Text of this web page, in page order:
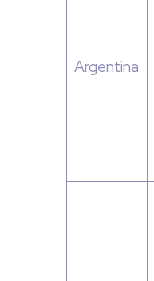
Argentina